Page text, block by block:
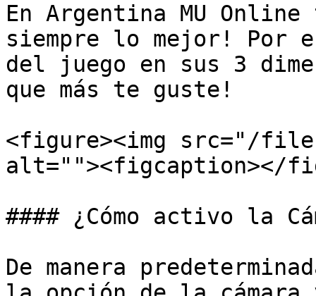
En Argentina MU
siempre lo mejor! Por
del juego en sus 3
que más te guste!
<figure><img src="/
alt=""><figcaption></
#### ¿Cómo activo la
De manera